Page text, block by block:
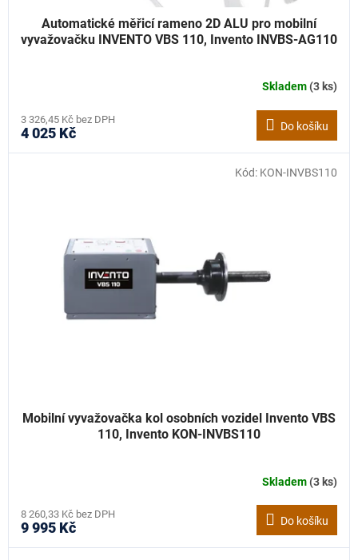
Automatické měřicí rameno 2D ALU pro mobilní
vyvažovačku INVENTO VBS 110, Invento INVBS-AG110
Skladem(3 ks)
3 326,45 Kč bez DPH
4 025 Kč Do košíku
Mobilní vyvažovačka kol osobních vozidel Invento VBS
110, Invento KON-INVBS110
Skladem(3 ks)
8 260,33 Kč bez DPH
9 995 Kč Do košíku
Kód: KON-INVBS110